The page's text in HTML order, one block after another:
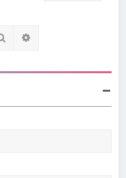
Rechercher